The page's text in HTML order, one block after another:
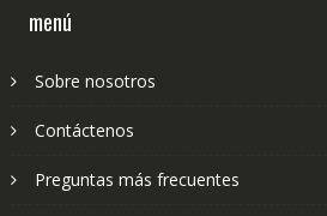
menú
Sobre nosotros
Contáctenos
Preguntas más frecuentes